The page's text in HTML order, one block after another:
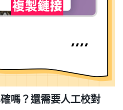
嗎？還需要人工校對